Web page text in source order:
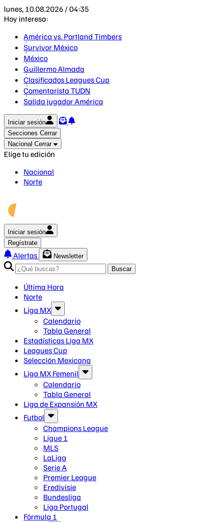
lunes, 10.08.2026 / 04:35
Hoy interesa:
América vs. Portland Timbers
Survivor México
México
Guillermo Almada
Clasificados Leagues Cup
Comentarista TUDN
Salida jugador América
Iniciar sesión
Secciones Cerrar
Nacional Cerrar
Elige tu edición
Nacional
Norte
Iniciar sesión
Regístrate
Alertas
Newsletter
Buscar
Última Hora
Norte
Liga MX
Calendario
Tabla General
Estadísticas Liga MX
Leagues Cup
Selección Mexicana
Liga MX Femenil
Calendario
Tabla General
Liga de Expansión MX
Futbol
Champions League
Ligue 1
MLS
LaLiga
Serie A
Premier League
Eredivisie
Bundesliga
Liga Portugal
Fórmula 1